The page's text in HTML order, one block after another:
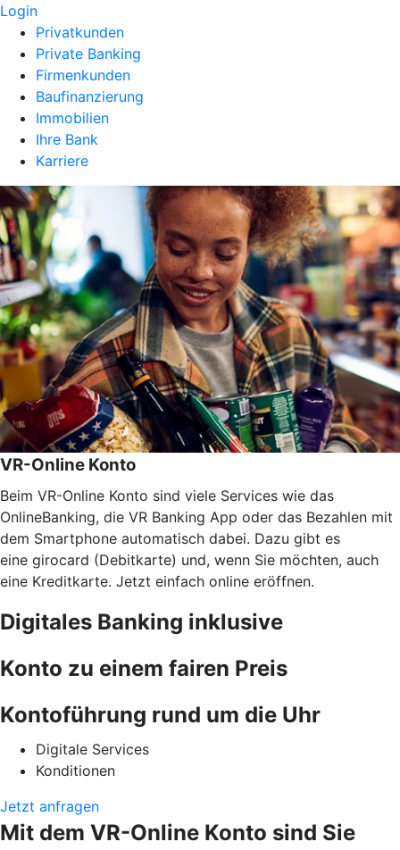
Login
Privatkunden
Private Banking
Firmenkunden
Baufinanzierung
Immobilien
Ihre Bank
Karriere
VR-Online Konto
Beim VR-Online Konto sind viele Services wie das
OnlineBanking, die VR Banking App oder das Bezahlen mit
dem Smartphone automatisch dabei. Dazu gibt es
eine girocard (Debitkarte) und, wenn Sie möchten, auch
eine Kreditkarte. Jetzt einfach online eröffnen.
Digitales Banking inklusive
Konto zu einem fairen Preis
Kontoführung rund um die Uhr
Digitale Services
Konditionen
Jetzt anfragen
Mit dem VR-Online Konto sind Sie